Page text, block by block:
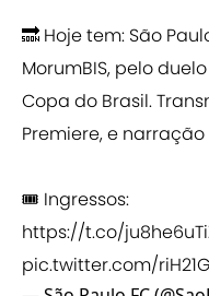
🔜 Hoje tem: São
MorumBIS, pelo
Copa do Brasil.
Premiere, e narração
🎟️ Ingressos:
https://t.co/
pic.twitter.com/